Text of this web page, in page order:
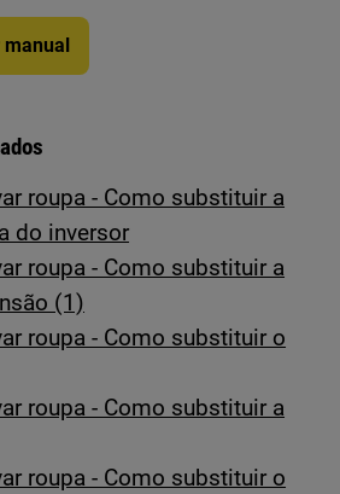
manual
roupa - Como substituir a
do inversor
roupa - Como substituir a
(1)
roupa - Como substituir o
roupa - Como substituir a
roupa - Como substituir o